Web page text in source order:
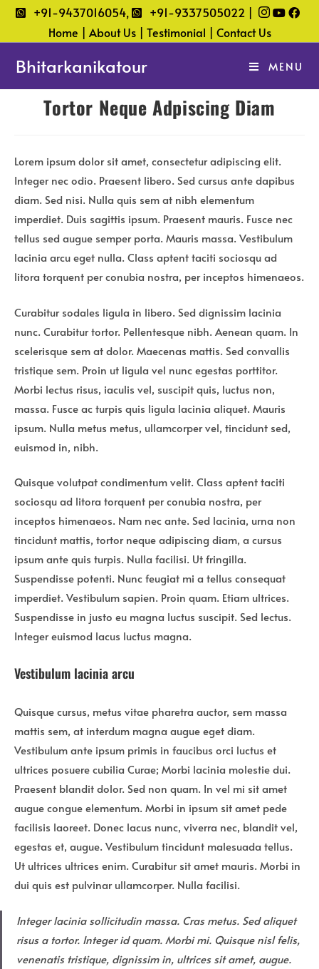
Skip
content
+91-9437016054,
+91-9337505022 |
Home | About Us | Testimonial | Contact Us
Bhitarkanikatour MENU
Tortor Neque Adpiscing Diam
Lorem ipsum dolor sit amet, consectetur adipiscing elit.
Integer nec odio. Praesent libero. Sed cursus ante dapibus
diam. Sed nisi. Nulla quis sem at nibh elementum
imperdiet. Duis sagittis ipsum. Praesent mauris. Fusce nec
tellus sed augue semper porta. Mauris massa. Vestibulum
lacinia arcu eget nulla. Class aptent taciti sociosqu ad
litora torquent per conubia nostra, per inceptos himenaeos.
Curabitur sodales ligula in libero. Sed dignissim lacinia
nunc. Curabitur tortor. Pellentesque nibh. Aenean quam. In
scelerisque sem at dolor. Maecenas mattis. Sed convallis
tristique sem. Proin ut ligula vel nunc egestas porttitor.
Morbi lectus risus, iaculis vel, suscipit quis, luctus non,
massa. Fusce ac turpis quis ligula lacinia aliquet. Mauris
ipsum. Nulla metus metus, ullamcorper vel, tincidunt sed,
euismod in, nibh.
Quisque volutpat condimentum velit. Class aptent taciti
sociosqu ad litora torquent per conubia nostra, per
inceptos himenaeos. Nam nec ante. Sed lacinia, urna non
tincidunt mattis, tortor neque adipiscing diam, a cursus
ipsum ante quis turpis. Nulla facilisi. Ut fringilla.
Suspendisse potenti. Nunc feugiat mi a tellus consequat
imperdiet. Vestibulum sapien. Proin quam. Etiam ultrices.
Suspendisse in justo eu magna luctus suscipit. Sed lectus.
Integer euismod lacus luctus magna.
Vestibulum lacinia arcu
Quisque cursus, metus vitae pharetra auctor, sem massa
mattis sem, at interdum magna augue eget diam.
Vestibulum ante ipsum primis in faucibus orci luctus et
ultrices posuere cubilia Curae; Morbi lacinia molestie dui.
Praesent blandit dolor. Sed non quam. In vel mi sit amet
augue congue elementum. Morbi in ipsum sit amet pede
facilisis laoreet. Donec lacus nunc, viverra nec, blandit vel,
egestas et, augue. Vestibulum tincidunt malesuada tellus.
Ut ultrices ultrices enim. Curabitur sit amet mauris. Morbi in
dui quis est pulvinar ullamcorper. Nulla facilisi.
Integer lacinia sollicitudin massa. Cras metus. Sed aliquet
risus a tortor. Integer id quam. Morbi mi. Quisque nisl felis,
venenatis tristique, dignissim in, ultrices sit amet, augue.